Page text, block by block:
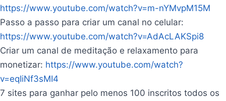
https://www.youtube.com/watch?v=m-nYMvpM15M
Passo a passo para criar um canal no celular:
https://www.youtube.com/watch?v=AdAcLAKSpi8
Criar um canal de meditação e relaxamento para
monetizar: https://www.youtube.com/watch?
v=eqIiNf3sMI4
7 sites para ganhar pelo menos 100 inscritos todos os